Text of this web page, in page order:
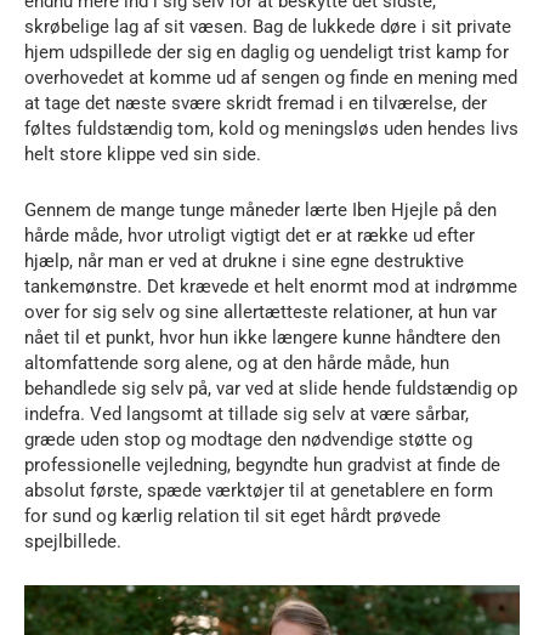
skrøbelige lag af sit væsen. Bag de lukkede døre i sit private
hjem udspillede der sig en daglig og uendeligt trist kamp for
overhovedet at komme ud af sengen og finde en mening med
at tage det næste svære skridt fremad i en tilværelse, der
føltes fuldstændig tom, kold og meningsløs uden hendes livs
helt store klippe ved sin side.
Gennem de mange tunge måneder lærte Iben Hjejle på den
hårde måde, hvor utroligt vigtigt det er at række ud efter
hjælp, når man er ved at drukne i sine egne destruktive
tankemønstre. Det krævede et helt enormt mod at indrømme
over for sig selv og sine allertætteste relationer, at hun var
nået til et punkt, hvor hun ikke længere kunne håndtere den
altomfattende sorg alene, og at den hårde måde, hun
behandlede sig selv på, var ved at slide hende fuldstændig op
indefra. Ved langsomt at tillade sig selv at være sårbar,
græde uden stop og modtage den nødvendige støtte og
professionelle vejledning, begyndte hun gradvist at finde de
absolut første, spæde værktøjer til at genetablere en form
for sund og kærlig relation til sit eget hårdt prøvede
spejlbillede.